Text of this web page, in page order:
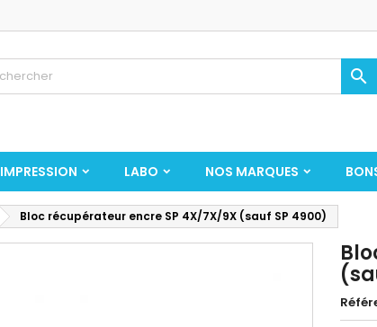

IMPRESSION LABO NOS MARQUES
Bloc récupérateur encre SP 4X/7X/9X (sauf SP 4900)